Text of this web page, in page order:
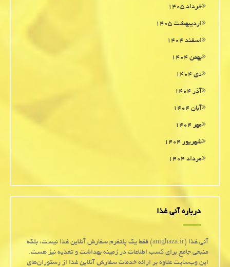
خرداد ۱۴۰۵
اردیبهشت ۱۴۰۵
اسفند ۱۴۰۴
بهمن ۱۴۰۴
دی ۱۴۰۴
آذر ۱۴۰۴
آبان ۱۴۰۴
مهر ۱۴۰۴
شهریور ۱۴۰۴
مرداد ۱۴۰۴
درباره آنی غذا
آنی غذا (anighaza.ir) فقط یک پلتفرم سفارش آنلاین غذا نیست، بلکه
منبعی جامع برای کسب اطلاعات در زمینه بهداشت و تغذیه نیز هست.
این وب‌سایت علاوه بر ارائه خدمات سفارش آنلاین غذا از رستوران‌های